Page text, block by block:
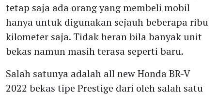
tetap saja ada orang yang membeli mobil
hanya untuk digunakan sejauh beberapa ribu
kilometer saja. Tidak heran bila banyak unit
bekas namun masih terasa seperti baru.
Salah satunya adalah all new Honda BR-V
2022 bekas tipe Prestige dari oleh salah satu